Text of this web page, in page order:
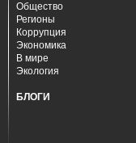
Общество
Регионы
Коррупция
Экономика
В мире
Экология
БЛОГИ